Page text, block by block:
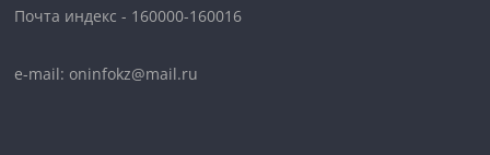
Почта индекс - 160000-160016
e-mail: oninfokz@mail.ru